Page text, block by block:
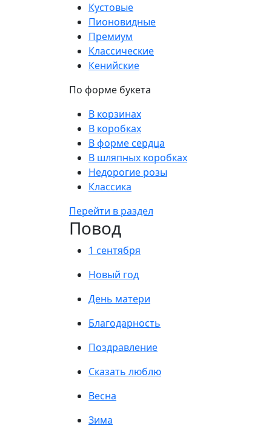
Кустовые
Пионовидные
Премиум
Классические
Кенийские
По форме букета
В корзинах
В коробках
В форме сердца
В шляпных коробках
Недорогие розы
Классика
Перейти в раздел
Повод
1 сентября
Новый год
День матери
Благодарность
Поздравление
Сказать люблю
Весна
Зима